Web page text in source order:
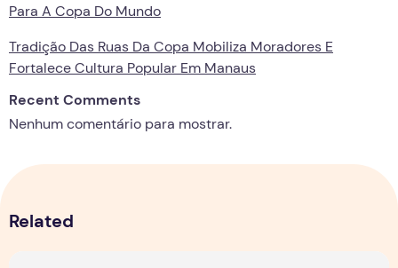
Para A Copa Do Mundo
Tradição Das Ruas Da Copa Mobiliza Moradores E
Fortalece Cultura Popular Em Manaus
Recent Comments
Nenhum comentário para mostrar.
Related